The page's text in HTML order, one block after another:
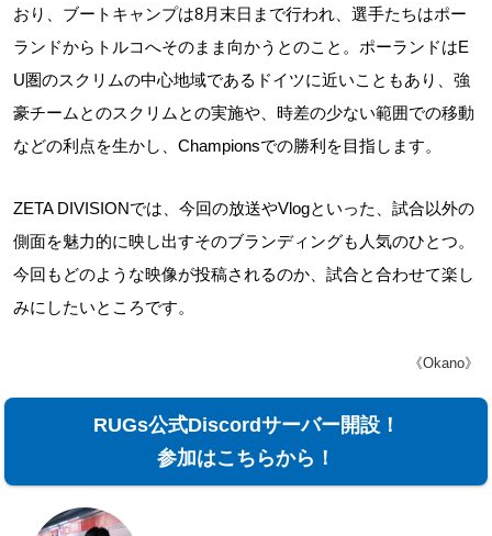
おり、ブートキャンプは8月末日まで行われ、選手たちはポー
ランドからトルコへそのまま向かうとのこと。ポーランドはE
U圏のスクリムの中心地域であるドイツに近いこともあり、強
豪チームとのスクリムとの実施や、時差の少ない範囲での移動
などの利点を生かし、Championsでの勝利を目指します。
ZETA DIVISIONでは、今回の放送やVlogといった、試合以外の
側面を魅力的に映し出すそのブランディングも人気のひとつ。
今回もどのような映像が投稿されるのか、試合と合わせて楽し
みにしたいところです。
《Okano》
RUGs公式Discordサーバー開設！
参加はこちらから！